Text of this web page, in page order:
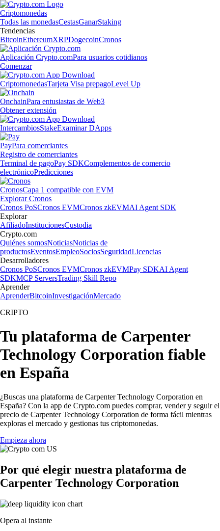
Criptomonedas
Todas las monedasCestasGanarStaking
Tendencias
BitcoinEthereumXRPDogecoinCronos
Aplicación Crypto.comPara usuarios cotidianos
Comenzar
CriptomonedasTarjeta Visa prepagoLevel Up
OnchainPara entusiastas de Web3
Obtener extensión
IntercambiosStakeExaminar DApps
PayPara comerciantes
Registro de comerciantes
Terminal de pagoPay SDKComplementos de comercio
electrónicoPredicciones
CronosCapa 1 compatible con EVM
Explorar Cronos
Cronos PoSCronos EVMCronos zkEVMAI Agent SDK
Explorar
AfiliadoInstitucionesCustodia
Crypto.com
Quiénes somosNoticiasNoticias de
productosEventosEmpleoSociosSeguridadLicencias
Desarrolladores
Cronos PoSCronos EVMCronos zkEVMPay SDKAI Agent
SDKMCP ServersTrading Skill Repo
Aprender
AprenderBitcoinInvestigaciónMercado
CRIPTO
Tu plataforma de Carpenter
Technology Corporation fiable
en España
¿Buscas una plataforma de Carpenter Technology Corporation en
España? Con la app de Crypto.com puedes comprar, vender y seguir el
precio de Carpenter Technology Corporation de forma fácil mientras
exploras el mercado y gestionas tus criptomonedas.
Empieza ahora
Por qué elegir nuestra plataforma de
Carpenter Technology Corporation
Opera al instante